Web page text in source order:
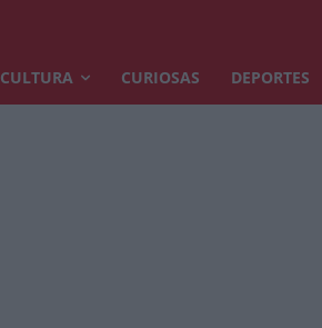
CULTURA CURIOSAS DEPORTES